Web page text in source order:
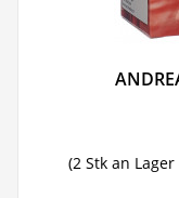
(2 Stk an